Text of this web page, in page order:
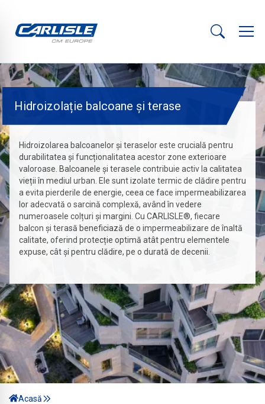
Acasă
Hidroizolație balcoane și terase
Hidroizolarea balcoanelor și teraselor este crucială pentru
durabilitatea și funcționalitatea acestor zone exterioare
valoroase. Balcoanele și terasele contribuie activ la calitatea
vieții în mediul urban. Ele sunt izolate termic de clădire pentru
a evita pierderile de energie, ceea ce face impermeabilizarea
lor adecvată o sarcină complexă, având în vedere
numeroasele colțuri și margini. Cu CARLISLE®, fiecare
balcon și terasă beneficiază de o impermeabilizare de înaltă
calitate, oferind protecție optimă atât pentru elementele
expuse, cât și pentru clădire, pe o durată de decenii.